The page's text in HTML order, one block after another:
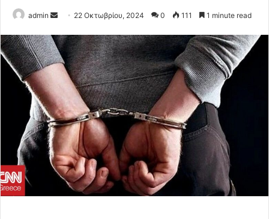
admin
Send
email
22 Οκτωβρίου, 2024 0 111 1 minute read